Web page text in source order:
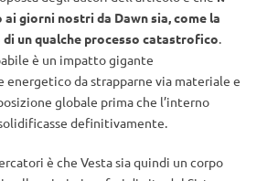
giorni nostri da Dawn sia, come la
un qualche processo catastrofico.
è un impatto gigante
da strapparne via materiale e
globale prima che l’interno
definitivamente.
è che Vesta sia quindi un corpo